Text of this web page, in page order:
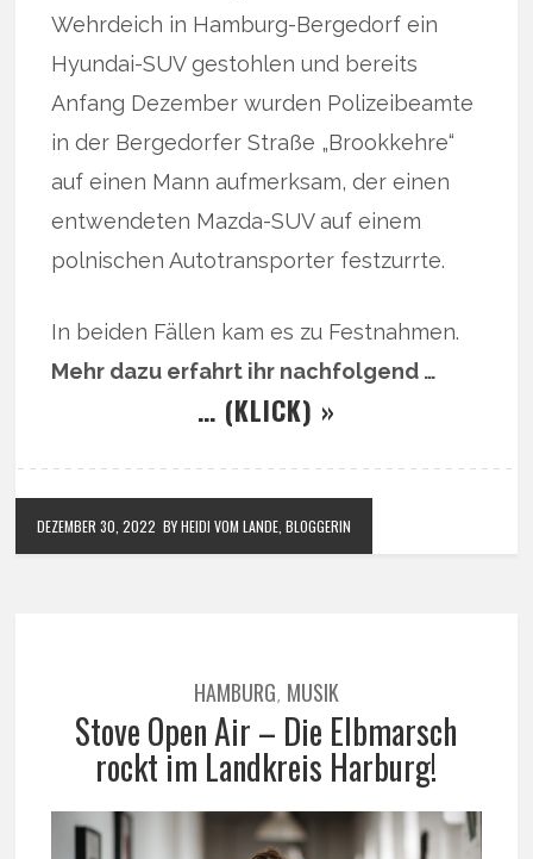
Wehrdeich in Hamburg-Bergedorf ein
Hyundai-SUV gestohlen und bereits
Anfang Dezember wurden Polizeibeamte
in der Bergedorfer Straße „Brookkehre“
auf einen Mann aufmerksam, der einen
entwendeten Mazda-SUV auf einem
polnischen Autotransporter festzurrte.
In beiden Fällen kam es zu Festnahmen.
Mehr dazu erfahrt ihr nachfolgend …
… (KLICK) »
DEZEMBER 30, 2022 BY HEIDI VOM LANDE, BLOGGERIN
HAMBURG, MUSIK
Stove Open Air – Die Elbmarsch
rockt im Landkreis Harburg!